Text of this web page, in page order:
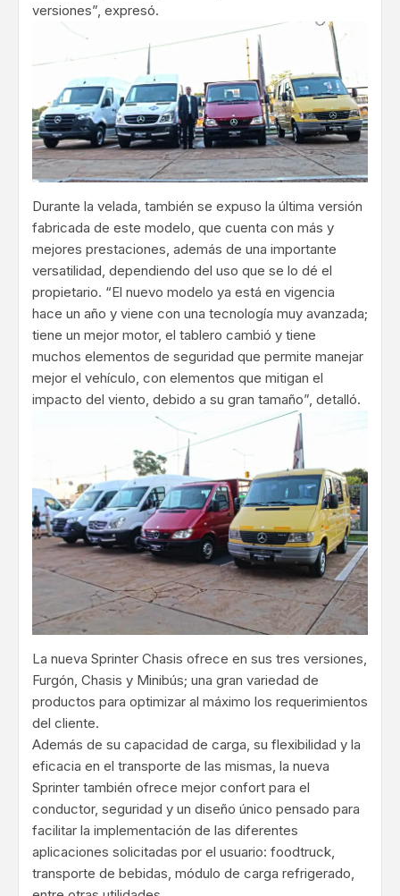
versiones”, expresó.
Durante la velada, también se expuso la última versión
fabricada de este modelo, que cuenta con más y
mejores prestaciones, además de una importante
versatilidad, dependiendo del uso que se lo dé el
propietario. “El nuevo modelo ya está en vigencia
hace un año y viene con una tecnología muy avanzada;
tiene un mejor motor, el tablero cambió y tiene
muchos elementos de seguridad que permite manejar
mejor el vehículo, con elementos que mitigan el
impacto del viento, debido a su gran tamaño”, detalló.
La nueva Sprinter Chasis ofrece en sus tres versiones,
Furgón, Chasis y Minibús; una gran variedad de
productos para optimizar al máximo los requerimientos
del cliente.
Además de su capacidad de carga, su flexibilidad y la
eficacia en el transporte de las mismas, la nueva
Sprinter también ofrece mejor confort para el
conductor, seguridad y un diseño único pensado para
facilitar la implementación de las diferentes
aplicaciones solicitadas por el usuario: foodtruck,
transporte de bebidas, módulo de carga refrigerado,